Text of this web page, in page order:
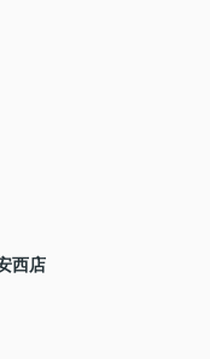
西店